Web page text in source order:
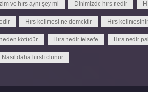
ve hırs aynı şey mi Dinimizde hırs nedir
Hırs kelimesi ne demektir Hırs
neden kötüdür Hırs nedir felsefe Hırs nedir
Nasıl daha hırslı olunur